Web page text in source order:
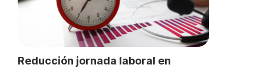
Reducción jornada laboral en